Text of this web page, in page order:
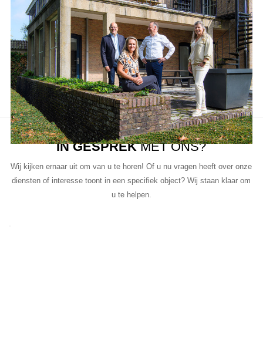
Aanbod van LUC
Neem de tijd om onze lijst met beschikbare object te bekijken en
aarzel niet om contact met ons op te nemen als u vragen heeft, meer
informatie wilt of een bezichtiging wil plannen.
Ons team van vastgoedprofessionals staat klaar om u te helpen bij
elke stap van het proces.
IN GESPREKMET ONS?
Wij kijken ernaar uit om van u te horen! Of u nu vragen heeft over onze
diensten of interesse toont in een specifiek object? Wij staan klaar om
u te helpen.